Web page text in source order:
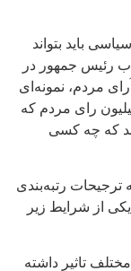
باید بتواند
رئیس جمهور در
مردم، نمونه‌ای
رای مردم که
که چه کسی
رتبه‌بندی
از شرایط زیر
تاثیر داشته